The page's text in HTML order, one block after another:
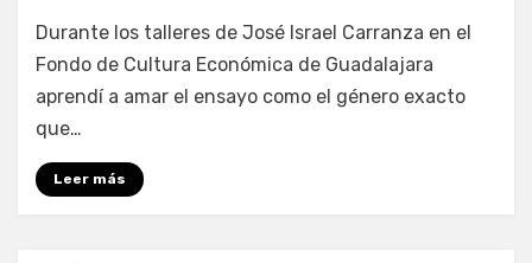
vonnelara
Deja un comentario
reputación
de
Durante los talleres de José Israel Carranza en el
Fondo de Cultura Económica de Guadalajara
aprendí a amar el ensayo como el género exacto
que…
Leer más